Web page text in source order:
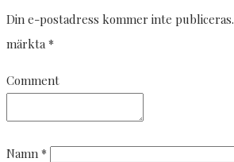
Din e-postadress kommer inte publiceras.
märkta*
Comment
Namn *